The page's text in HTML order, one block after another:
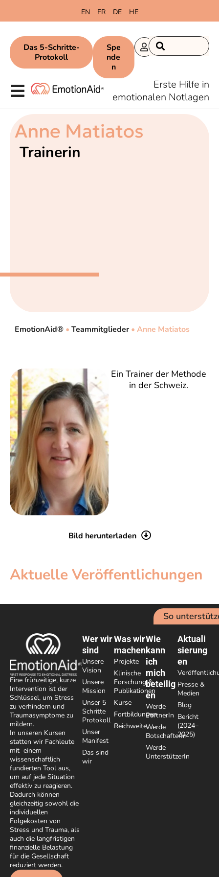
EN FR DE HE
Erste Hilfe in
emotionalen Notlagen
Das 5-Schritte-
Protokoll
Spe
nde
n
Anne Matiatos
Trainerin
EmotionAid® • Teammitglieder • Anne Matiatos
Ein Trainer der Methode
in der Schweiz.
Bild herunterladen
Aktuelle Veröffentlichungen
Eine frühzeitige, kurze
Intervention ist der
Schlüssel, um Stress
zu verhindern und
Traumasymptome zu
mildern.
In unseren Kursen
statten wir Fachleute
mit einem
wissenschaftlich
fundierten Tool aus,
um auf jede Situation
effektiv zu reagieren.
Dadurch können
gleichzeitig sowohl die
individuellen
Folgekosten von
Stress und Trauma, als
auch die langfristigen
finanzielle Belastung
für die Gesellschaft
reduziert werden.
Wer wir
sind
Unsere
Vision
Unsere
Mission
Unser 5
Schritte
Protokoll
Unser
Manifest
Das sind
wir
Was wir
machen
Projekte
Klinische
Forschung &
Publikationen
Kurse
Fortbildungen
Reichweite
Wie
kann
ich
mich
beteilig
en
Werde
PartnerIn
Werde
BotschafterIn
Werde
UnterstützerIn
Aktuali
sierung
en
Presse &
Medien
Blog
Bericht
(2024–
2025)
So